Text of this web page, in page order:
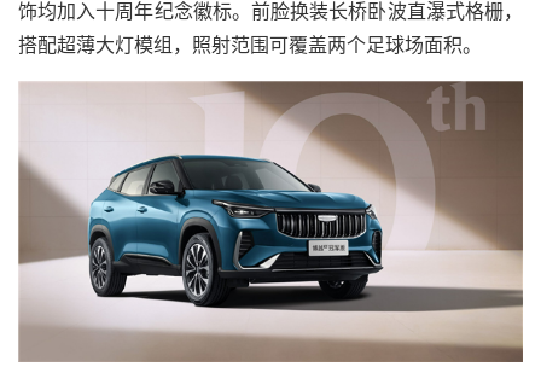
饰均加入十周年纪念徽标。前脸换装长桥卧波直瀑式格栅，
搭配超薄大灯模组，照射范围可覆盖两个足球场面积。